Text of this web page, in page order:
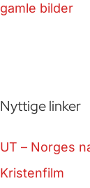
gamle bilder
Nyttige linker
UT – Norges
Kristenfilm